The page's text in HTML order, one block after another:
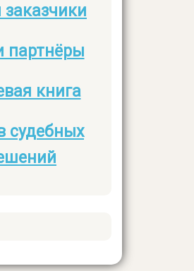
партнёры
книга
судебных